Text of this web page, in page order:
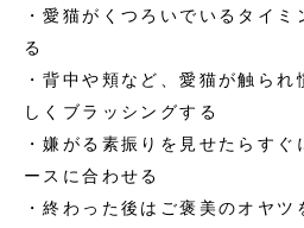
・愛猫がくつろいでいるタイ
る
・背中や頬など、愛猫が触ら
しくブラッシングする
・嫌がる素振りを見せたらす
ースに合わせる
・終わった後はご褒美のオヤ